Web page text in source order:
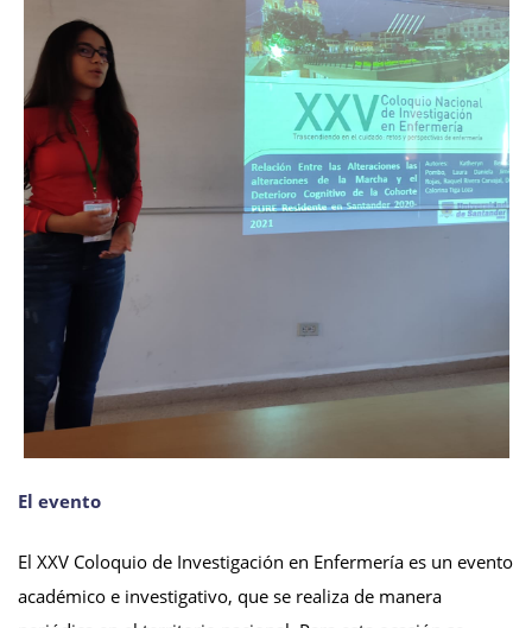
El evento
El XXV Coloquio de Investigación en Enfermería es un evento
académico e investigativo, que se realiza de manera